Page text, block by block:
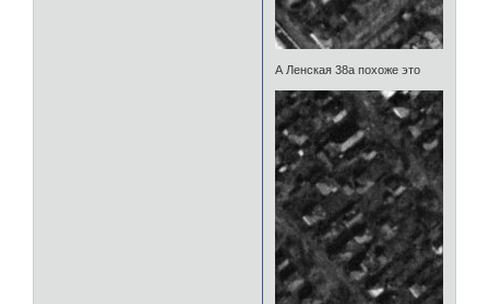
А Ленская 38а похоже это